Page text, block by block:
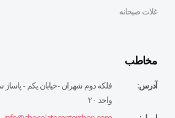
غلات صبحانه
مخاطب
آدرس:
فلكه دوم شهران -خيابان يكم -
واحد ٢٠